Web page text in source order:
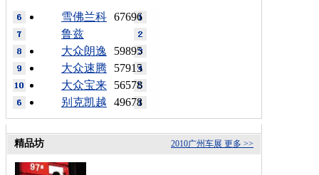
67696
雪佛兰科
鲁兹
59895
大众朗逸
57915
大众速腾
56578
大众宝来
49678
别克凯越
更多 >>
2010广州车展
精品坊